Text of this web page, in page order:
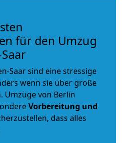
für den Umzug
Saar sind eine stressige
wenn sie über große
Umzüge von Berlin
Vorbereitung und
dass alles